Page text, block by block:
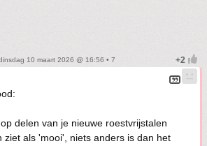
10 maart 2026 @ 16:56 • 7
delen van je nieuwe roestvrijstalen
ziet als 'mooi', niets anders is dan het